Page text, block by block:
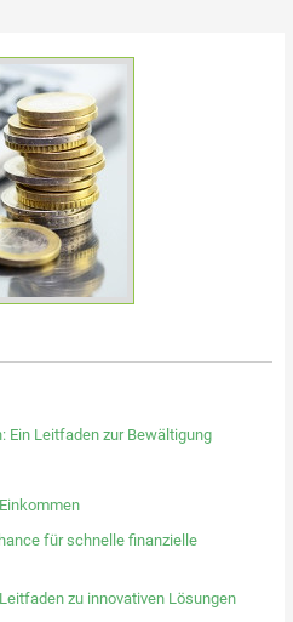
Ein Leitfaden zur Bewältigung
für schnelle finanzielle
zu innovativen Lösungen